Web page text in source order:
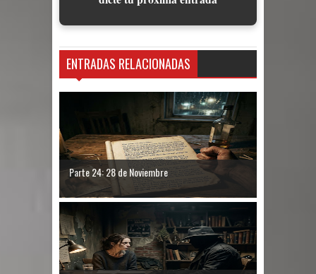
ENTRADAS RELACIONADAS
Parte 24: 28 de Noviembre